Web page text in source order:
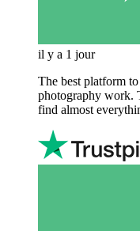
il y a 1 jour
The best platform
photography work.
find almost